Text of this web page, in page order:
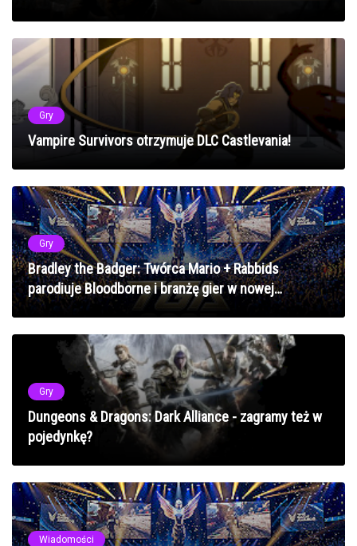
Gry
Vampire Survivors otrzymuje DLC Castlevania!
Gry
Bradley the Badger: Twórca Mario + Rabbids
parodiuje Bloodborne i branżę gier w nowej
platformówce
Gry
Dungeons & Dragons: Dark Alliance - zagramy też w
pojedynkę?
Wiadomości